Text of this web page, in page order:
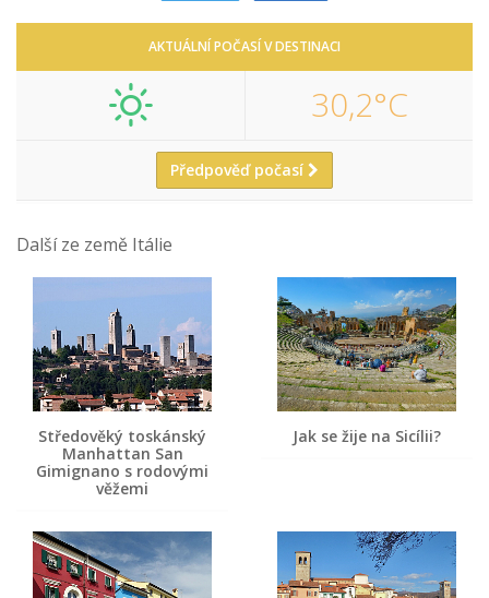
AKTUÁLNÍ POČASÍ V DESTINACI
30,2°C
Předpověď počasí
Další ze země Itálie
Středověký toskánský
Manhattan San
Gimignano s rodovými
věžemi
Jak se žije na Sicílii?